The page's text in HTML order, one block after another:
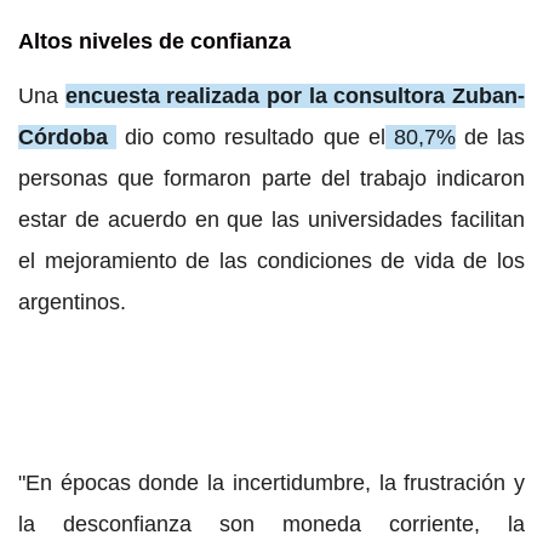
Altos niveles de confianza
Una encuesta realizada por la consultora Zuban-
Córdoba
dio como resultado que el 80,7%de las
personas que formaron parte del trabajo indicaron
estar de acuerdo en que las universidades facilitan
el mejoramiento de las condiciones de vida de los
argentinos.
"En épocas donde la incertidumbre, la frustración y
la desconfianza son moneda corriente, la